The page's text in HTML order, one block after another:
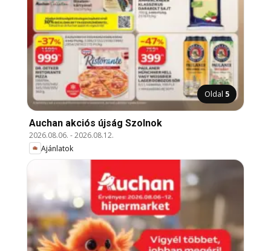
Oldal 5
Auchan akciós újság Szolnok
2026.08.06. -2026.08.12.
Ajánlatok